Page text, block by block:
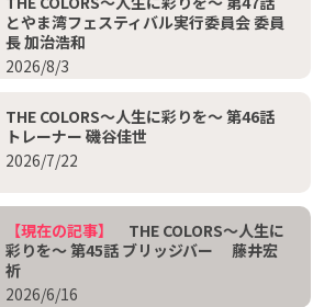
とやま湾フェスティバル実行委員会 委員
長 加治浩和
2026/8/3
THE COLORS～人生に彩りを～ 第46話
トレーナー 磯谷佳世
2026/7/22
【現在の記事】
THE COLORS～人生に
彩りを～ 第45話 ブリッジバー 藤井宏
祈
2026/6/16